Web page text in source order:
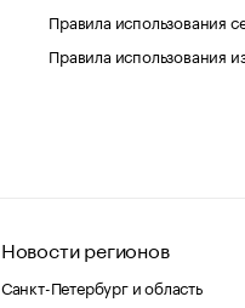
Правила использования
Правила использования
Новости регионов
Санкт-Петербург и область